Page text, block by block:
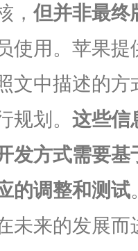
，但并非最终
使用。苹果
文中描述的
规划。这些信
发方式需要
的调整和测试
未来的发展而